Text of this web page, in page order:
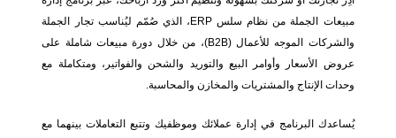
مبيعات الجملة من نظام سلس ERP، الذي صُمّم ليُناسب تجار الجملة
والشركات الموجه للأعمال (B2B)، من خلال دورة مبيعات شاملة على
عروض الأسعار وأوامر البيع والتوريد والشحن والفواتير، ومتكاملة مع
وحدات الإنتاج والمشتريات والمخازن والمحاسبة.
يُساعدك البرنامج في إدارة عملائك وموظفيك وتتبع التعاملات بينهما مع